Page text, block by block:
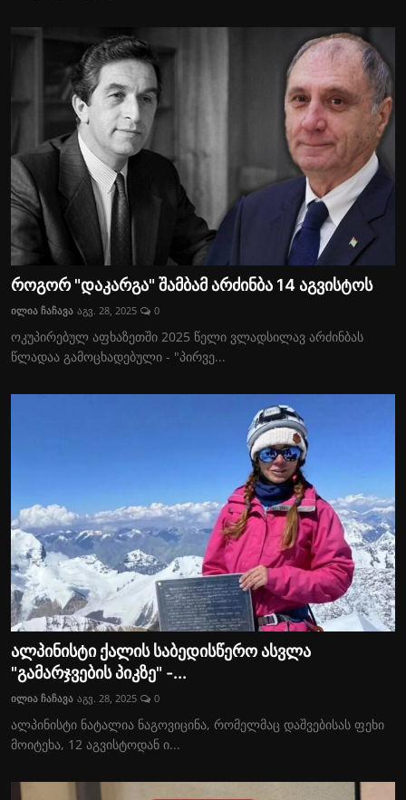
როგორ "დაკარგა" შამბამ არძინბა 14 აგვისტოს
ილია ჩაჩავა აგვ. 28, 2025 0
ოკუპირებულ აფხაზეთში 2025 წელი ვლადსილავ არძინბას
წლადაა გამოცხადებული - "პირვე...
ალპინისტი ქალის საბედისწერო ასვლა
"გამარჯვების პიკზე" -...
ილია ჩაჩავა აგვ. 28, 2025 0
ალპინისტი ნატალია ნაგოვიცინა, რომელმაც დაშვებისას ფეხი
მოიტეხა, 12 აგვისტოდან ი...